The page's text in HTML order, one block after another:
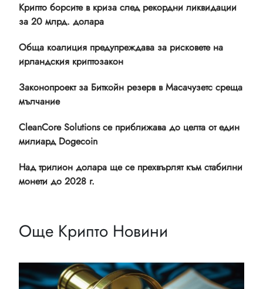
Крипто борсите в криза след рекордни ликвидации
за 20 млрд. долара
Обща коалиция предупреждава за рисковете на
ирландския криптозакон
Законопроект за Биткойн резерв в Масачузетс среща
мълчание
CleanCore Solutions се приближава до целта от един
милиард Dogecoin
Над трилион долара ще се прехвърлят към стабилни
монети до 2028 г.
Още Крипто Новини